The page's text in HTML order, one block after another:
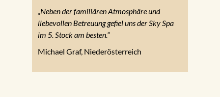
„Neben der familiären Atmosphäre und
liebevollen Betreuung gefiel uns der Sky Spa
im 5. Stock am besten.“
Michael Graf, Niederösterreich